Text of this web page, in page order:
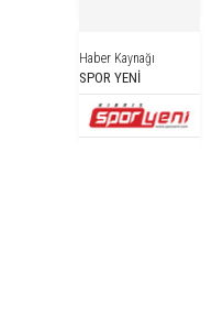
Haber Kaynağı
SPOR YENİ